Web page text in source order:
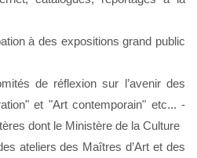
à des expositions grand public
de réflexion sur l’avenir des
et "Art contemporain" etc... -
dont le Ministère de la Culture
ateliers des Maîtres d’Art et des